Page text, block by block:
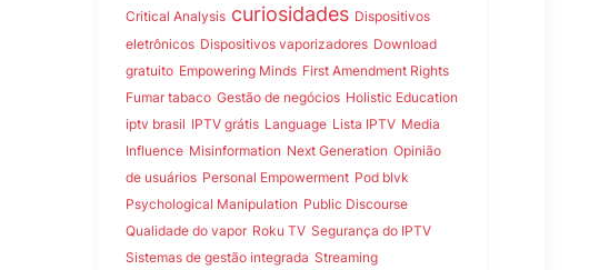
Critical Analysis curiosidades Dispositivos
eletrônicos Dispositivos vaporizadores Download
gratuito Empowering Minds First Amendment Rights
Fumar tabaco Gestão de negócios Holistic Education
iptv brasil IPTV grátis Language Lista IPTV Media
Influence Misinformation Next Generation Opinião
de usuários Personal Empowerment Pod blvk
Psychological Manipulation Public Discourse
Qualidade do vapor Roku TV Segurança do IPTV
Sistemas de gestão integrada Streaming